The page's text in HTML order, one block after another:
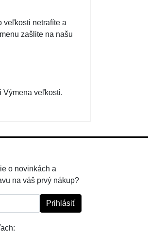
veľkosti netrafíte a
zašlite na našu
Výmena veľkosti.
o novinkách a
na váš prvý nákup?
Prihlásiť